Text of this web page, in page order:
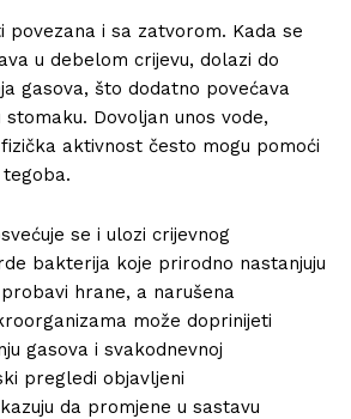
povezana i sa zatvorom. Kada se
u debelom crijevu, dolazi do
gasova, što dodatno povećava
Dovoljan unos vode,
aktivnost često mogu pomoći
se i ulozi crijevnog
bakterija koje prirodno nastanjuju
hrane, a narušena
može doprinijeti
gasova i svakodnevnoj
pregledi objavljeni
da promjene u sastavu